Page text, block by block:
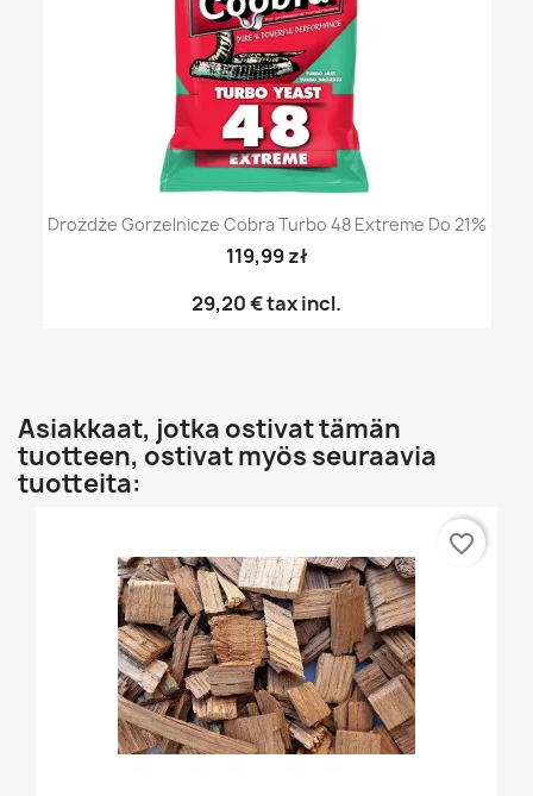
Drożdże Gorzelnicze Cobra Turbo 48 Extreme Do 21%
119,99 zł
29,20 €tax incl.
Asiakkaat, jotka ostivat tämän
tuotteen, ostivat myös seuraavia
tuotteita:
favorite_border